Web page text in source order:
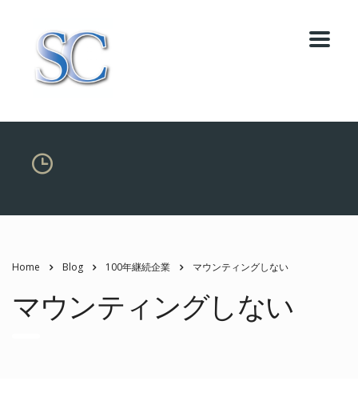
Home Blog 100年継続企業 マウンティングしない
マウンティングしない